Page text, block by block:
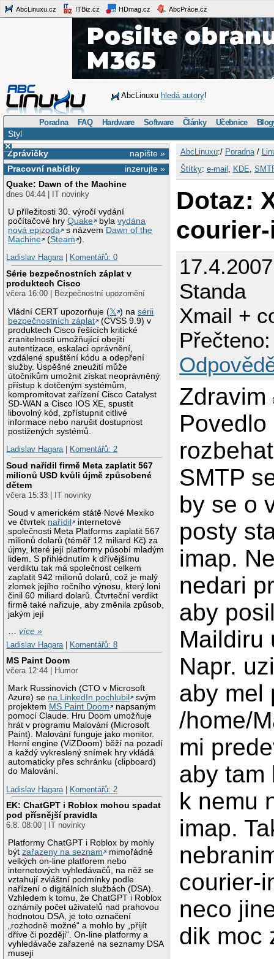
AbcLinuxu.cz ITBiz.cz HDmag.cz AbcPráce.cz
AbcLinuxu hledá autory!
Poradna FAQ Hardware Software Články Učebnice
Styl
×
napište »
Zprávičky
inzerujte »
Pracovní nabídky
Quake: Dawn of the Machine
dnes 04:44 | IT novinky
U příležitosti 30. výročí vydání
počítačové hryQuake bylavydána
nová epizoda
s názvem Dawn of the
Machine
(Steam ).
Ladislav Hagara| Komentářů: 0
Série bezpečnostních záplat v
produktech Cisco
včera 16:00 | Bezpečnostní upozornění
Vládní CERT upozorňuje (𝕏 ) nasérii
bezpečnostních záplat
(CVSS 9.9) v
produktech Cisco řešících kritické
zranitelnosti umožňující obejití
autentizace, eskalaci oprávnění,
vzdálené spuštění kódu a odepření
služby. Úspěšné zneužití může
útočníkům umožnit získat neoprávněný
přístup k dotčeným systémům,
kompromitovat zařízení Cisco Catalyst
SD-WAN a Cisco IOS XE, spustit
libovolný kód, zpřístupnit citlivé
informace nebo narušit dostupnost
postižených systémů.
Ladislav Hagara| Komentářů: 2
Soud nařídil firmě Meta zaplatit 567
milionů USD kvůli újmě způsobené
dětem
včera 15:33 | IT novinky
Soud v americkém státě Nové Mexiko
ve čtvrtek nařídil
internetové
společnosti Meta Platforms zaplatit 567
milionů dolarů (téměř 12 miliard Kč) za
újmy, které její platformy působí mladým
lidem. S přihlédnutím k dřívějšímu
verdiktu tak má společnost celkem
zaplatit 942 milionů dolarů, což je malý
zlomek jejího ročního výnosu, který loni
činil 60 miliard dolarů. Čtvrteční verdikt
firmě také nařizuje, aby změnila způsob,
jakým její
…více »
Ladislav Hagara
Komentářů: 8
MS Paint Doom
včera 12:44 | Humor
Mark Russinovich (CTO v Microsoft
Azure) se na LinkedIn pochlubil
svým
projektem MS Paint Doom
napsaným
pomocí Claude. Hru Doom umožňuje
hrát v programu Malování (Microsoft
Paint). Malování funguje jako monitor.
Herní engine (ViZDoom) běží na pozadí
a každý vykreslený snímek hry vkládá
automaticky přes schránku (clipboard)
do Malování.
Ladislav Hagara
Komentářů: 2
EK: ChatGPT i Roblox mohou spadat
pod přísnější pravidla
6.8. 08:00 | IT novinky
Platformy ChatGPT i Roblox by mohly
býtzařazeny na seznam
mimořádně
velkých on-line platforem nebo
internetových vyhledávačů, na něž se
vztahují zvláštní podmínky podle
nařízení o digitálních službách (DSA).
Vzhledem k tomu, že ChatGPT i Roblox
oznámily počet uživatelů nad prahovou
hodnotou DSA, je toto označení
„rozhodně možné“ a mohlo by „přijít
dříve či později“. On-line platformy a
vyhledávače zařazené na seznamy DSA
musejí
AbcLinuxu:/ Poradna/
Štítky: e-mail KDE
Dotaz:
Standa
Xmail +
Zdravim
SMTP
by se o
posty
imap.
nedari
aby
Maildiru
Napr.
aby mel
/home/
mi
aby tam
k nemu
imap.
courier-
neco
dik moc